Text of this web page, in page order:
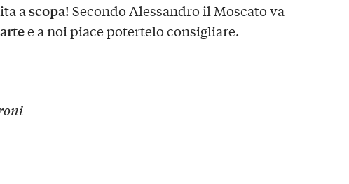
ascopa! Secondo Alessandro il Moscato va
e a noi piace potertelo consigliare.